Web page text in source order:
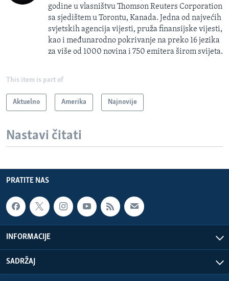
godine u vlasništvu Thomson Reuters Corporation
sa sjedištem u Torontu, Kanada. Jedna od najvećih
svjetskih agencija vijesti, pruža finansijske vijesti,
kao i međunarodno pokrivanje na preko 16 jezika
za više od 1000 novina i 750 emitera širom svijeta.
This item is part of
Aktuelno Amerika Najnovije
Nastavi čitati
PRATITE NAS
INFORMACIJE
SADRŽAJ